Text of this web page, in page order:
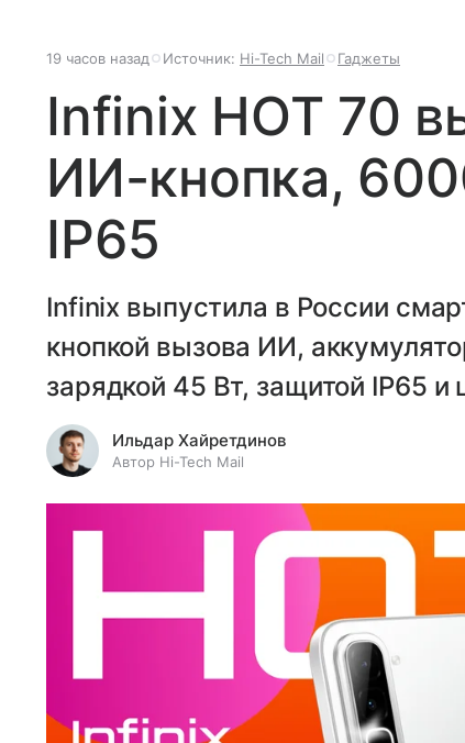
19 часов назад Источник: Hi-Tech Mail Гаджеты
Infinix HOT 70
ИИ-кнопка,
IP65
Infinix выпустила в России
кнопкой вызова ИИ,
зарядкой 45 Вт, защитой IP65
Ильдар Хайретдинов
Автор Hi-Tech Mail